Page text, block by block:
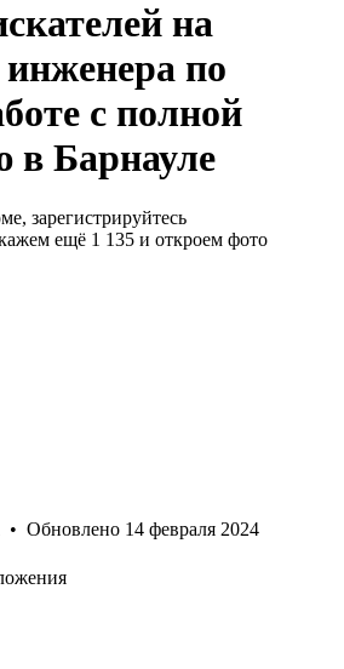
на
по
с полной
в Барнауле
зарегистрируйтесь
ещё 1 135 и откроем фото
• Обновлено 14 февраля 2024